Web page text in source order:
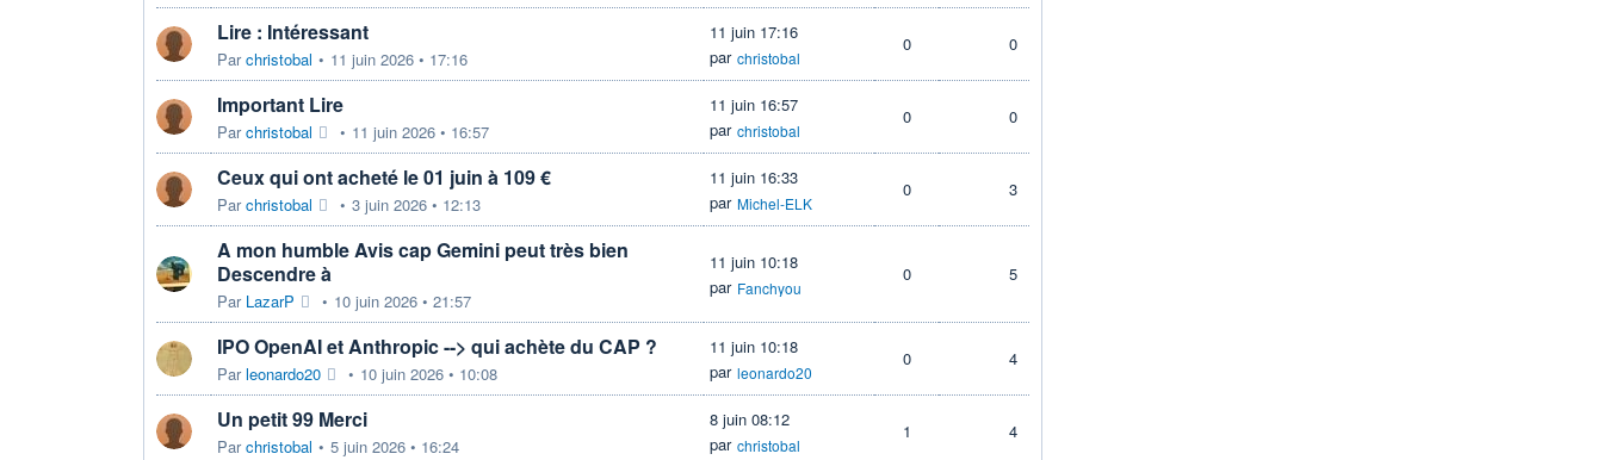
Lire : Intéressant
Parchristobal • 11 juin 2026 • 17:16
11 juin 17:16
par christobal
0 0
Important Lire
Parchristobal • 11 juin 2026 • 16:57
11 juin 16:57
par christobal
0 0
Ceux qui ont acheté le 01 juin à 109 €
Parchristobal • 3 juin 2026 • 12:13
11 juin 16:33
par Michel-ELK
0 3
A mon humble Avis cap Gemini peut très bien
Descendre à
Par LazarP • 10 juin 2026 • 21:57
11 juin 10:18
par Fanchyou
0 5
IPO OpenAI et Anthropic --> qui achète du CAP ?
Parleonardo20 • 10 juin 2026 • 10:08
11 juin 10:18
par leonardo20
0 4
Un petit 99 Merci
Parchristobal • 5 juin 2026 • 16:24
8 juin 08:12
par christobal
1 4